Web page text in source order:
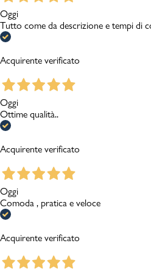
Oggi
Tutto come da descrizione e tempi di
Acquirente verificato
Oggi
Ottime qualità..
Acquirente verificato
Oggi
Comoda , pratica e veloce
Acquirente verificato